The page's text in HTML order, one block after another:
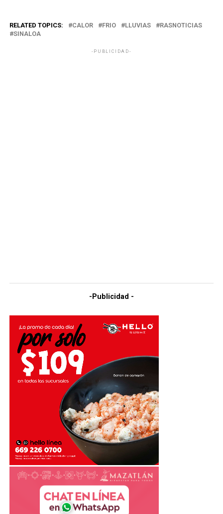
RELATED TOPICS: CALOR FRIO LLUVIAS
RASNOTICIAS
SINALOA
-PUBLICIDAD-
-Publicidad -